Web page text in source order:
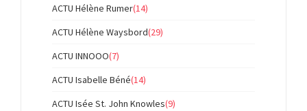
ACTU Hélène Rumer(14)
ACTU Hélène Waysbord(29)
ACTU INNOOO(7)
ACTU Isabelle Béné(14)
ACTU Isée St. John Knowles(9)